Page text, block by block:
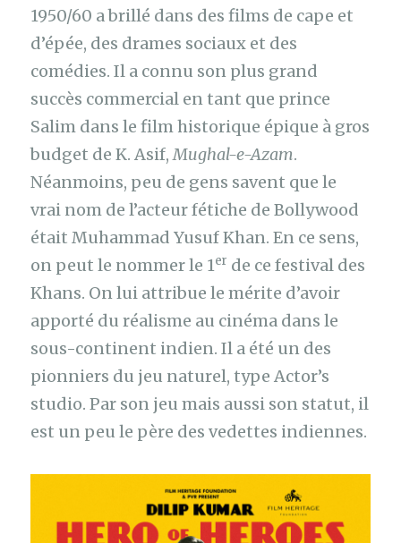
1950/60 a brillé dans des films de cape et
d’épée, des drames sociaux et des
comédies. Il a connu son plus grand
succès commercial en tant que prince
Salim dans le film historique épique à gros
budget de K. Asif,Mughal-e-Azam.
Néanmoins, peu de gens savent que le
vrai nom de l’acteur fétiche de Bollywood
était Muhammad Yusuf Khan. En ce sens,
on peut le nommer le 1er de ce festival des
Khans. On lui attribue le mérite d’avoir
apporté du réalisme au cinéma dans le
sous-continent indien. Il a été un des
pionniers du jeu naturel, type Actor’s
studio. Par son jeu mais aussi son statut, il
est un peu le père des vedettes indiennes.